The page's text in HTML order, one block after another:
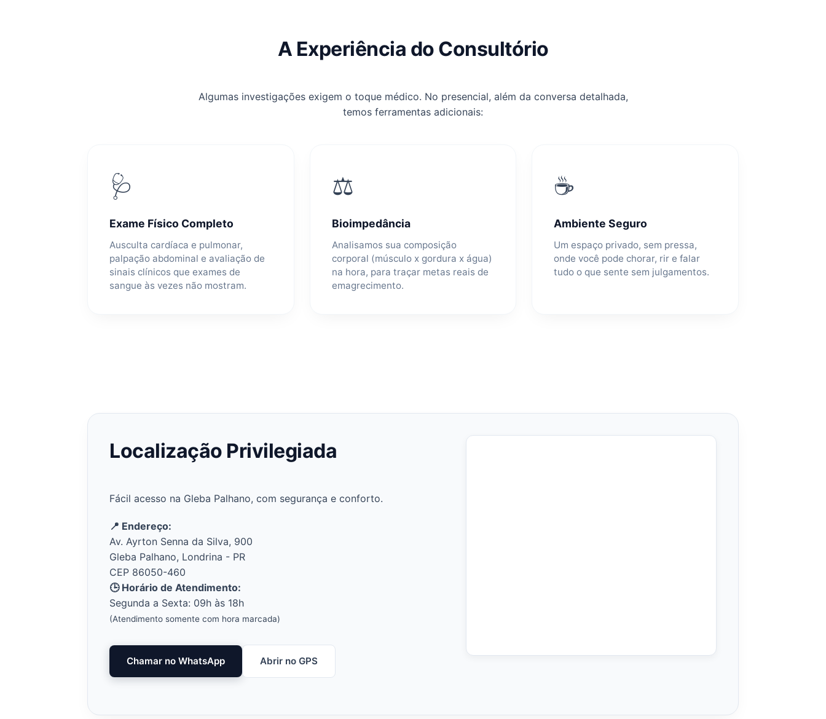
A Experiência do Consultório
Algumas investigações exigem o toque médico. No presencial, além da conversa detalhada,
temos ferramentas adicionais:
🩺
Exame Físico Completo
Ausculta cardíaca e pulmonar,
palpação abdominal e avaliação de
sinais clínicos que exames de
sangue às vezes não mostram.
⚖️
Bioimpedância
Analisamos sua composição
corporal (músculo x gordura x água)
na hora, para traçar metas reais de
emagrecimento.
☕
Ambiente Seguro
Um espaço privado, sem pressa,
onde você pode chorar, rir e falar
tudo o que sente sem julgamentos.
Localização Privilegiada
Fácil acesso na Gleba Palhano, com segurança e conforto.
📍 Endereço:
Av. Ayrton Senna da Silva, 900
Gleba Palhano, Londrina - PR
CEP 86050-460
🕒 Horário de Atendimento:
Segunda a Sexta: 09h às 18h
(Atendimento somente com hora marcada)
Chamar no WhatsApp Abrir no GPS